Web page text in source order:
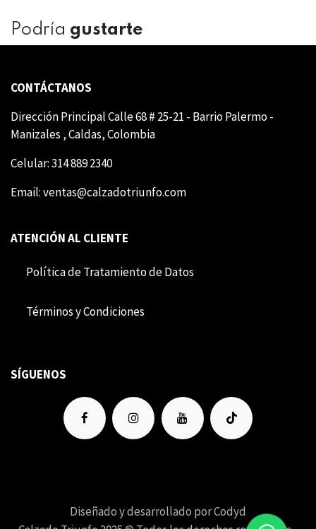
Podría gustarte
CONTÁCTANOS
Dirección Principal Calle 68 # 25-21 - Barrio Palermo -
Manizales , Caldas, Colombia
Celular: 314 889 2340
Email:ventas@calzadotriunfo.com
ATENCIÓN AL CLIENTE
Política de Tratamiento de Datos
Término​​s y Condiciones
SÍGUENOS
Diseñado y desarrollado por Codyd